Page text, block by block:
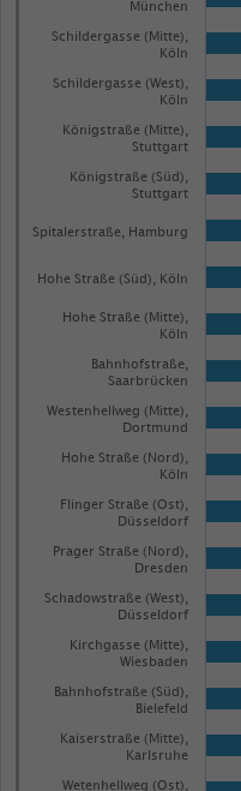
has
categories.
100
chart
axis
Anzahl
Range:
0.998655.
Schildergasse (Mitte),
Köln
Spitalerstraße, Hamburg
Westenhellweg (Mitte),
Dortmund
Schadowstraße (West),
Düsseldorf
Wetenhellweg (Ost),
München
Schildergasse (West),
Köln
Königstraße (Mitte),
Stuttgart
Königstraße (Süd),
Stuttgart
Hohe Straße (Süd), Köln
Hohe Straße (Mitte),
Köln
Bahnhofstraße,
Saarbrücken
Hohe Straße (Nord),
Köln
Flinger Straße (Ost),
Düsseldorf
Prager Straße (Nord),
Dresden
Kirchgasse (Mitte),
Wiesbaden
Bahnhofstraße (Süd),
Bielefeld
Kaiserstraße (Mitte),
Karlsruhe